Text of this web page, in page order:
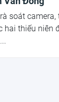
rà soát
hai thiếu niên